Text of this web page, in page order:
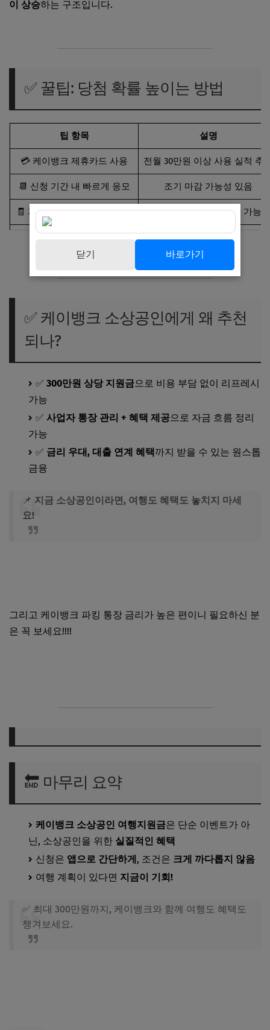
이 상승하는 구조입니다.
✅ 꿀팁: 당첨 확률 높이는 방법
팁 항목 설명
💳 케이뱅크 제휴카드 사용 전월 30만원 이상 사용 실적 추
📆 신청 기간 내 빠르게 응모 조기 마감 가능성 있음
🧾 자동이체 & 급여이체 설정 조건 충족으로 가산점 가능
📝 여행 계획 구체적으로 작성 심사 시 우선순위로 반영 가능
✅ 케이뱅크 소상공인에게 왜 추천
되나?
✅ 300만원 상당 지원금으로 비용 부담 없이 리프레시
가능
✅ 사업자 통장 관리 + 혜택 제공으로 자금 흐름 정리
가능
✅ 금리 우대, 대출 연계 혜택까지 받을 수 있는 원스톱
금융
📌 지금 소상공인이라면, 여행도 혜택도 놓치지 마세
요!
그리고 케이뱅크 파킹 통장 금리가 높은 편이니 필요하신 분
은 꼭 보세요!!!!
🔚 마무리 요약
케이뱅크 소상공인 여행지원금은 단순 이벤트가 아
닌, 소상공인을 위한 실질적인 혜택
신청은 앱으로 간단하게, 조건은 크게 까다롭지 않음
여행 계획이 있다면 지금이 기회!
✅ 최대 300만원까지, 케이뱅크와 함께 여행도 혜택도
챙겨보세요.
닫기 바로가기